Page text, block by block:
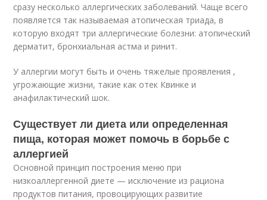
сразу несколько аллергических заболеваний. Чаще всего
появляется так называемая атопическая триада, в
которую входят три аллергические болезни: атопический
дерматит, бронхиальная астма и ринит.
У аллергии могут быть и очень тяжелые проявления ,
угрожающие жизни, такие как отек Квинке и
анафилактический шок.
Существует ли диета или определенная
пища, которая может помочь в борьбе с
аллергией
Основной принцип построения меню при
низкоаллергенной диете — исключение из рациона
продуктов питания, провоцирующих развитие